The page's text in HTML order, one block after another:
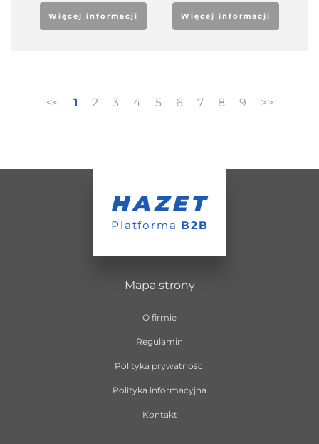
Więcej informacji Więcej informacji
<< 1 2 3 4 5 6 7 8 9 >>
HAZET
Platforma B2B
Mapa strony
O firmie
Regulamin
Polityka prywatności
Polityka informacyjna
Kontakt